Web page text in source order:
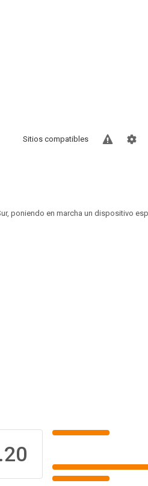
Sitios compatibles
poniendo en marcha un dispositivo